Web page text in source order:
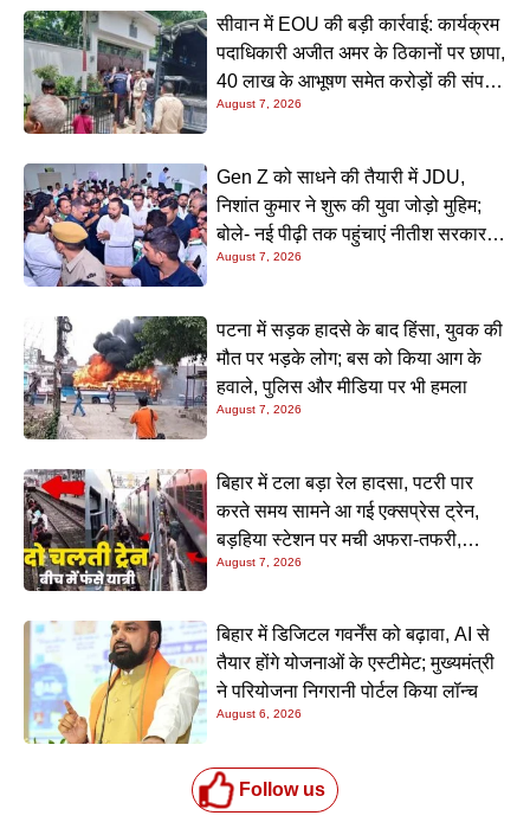
सीवान में EOU की बड़ी कार्रवाई: कार्यक्रम
पदाधिकारी अजीत अमर के ठिकानों पर छापा,
40 लाख के आभूषण समेत करोड़ों की संपत्ति
की जांच शुरू
August 7, 2026
Gen Z को साधने की तैयारी में JDU,
निशांत कुमार ने शुरू की युवा जोड़ो मुहिम;
बोले- नई पीढ़ी तक पहुंचाएं नीतीश सरकार के
20 सालों के काम
August 7, 2026
पटना में सड़क हादसे के बाद हिंसा, युवक की
मौत पर भड़के लोग; बस को किया आग के
हवाले, पुलिस और मीडिया पर भी हमला
August 7, 2026
बिहार में टला बड़ा रेल हादसा, पटरी पार
करते समय सामने आ गई एक्सप्रेस ट्रेन,
बड़हिया स्टेशन पर मची अफरा-तफरी,
यात्रियों की लापरवाही आई सामने
August 7, 2026
बिहार में डिजिटल गवर्नेंस को बढ़ावा, AI से
तैयार होंगे योजनाओं के एस्टीमेट; मुख्यमंत्री
ने परियोजना निगरानी पोर्टल किया लॉन्च
August 6, 2026
Follow us